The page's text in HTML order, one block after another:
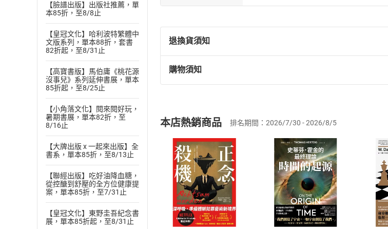
【臉譜出版】出版社推薦，單
本85折，至8/8止
【皇冠文化】哈利波特繁體中
文版系列，單本88折，套書
82折起，至8/31止
【高寶書版】馬伯庸《桃花源
沒事兒》系列延伸書展，單本
85折起，至8/25止
【小角落文化】閱來閱好玩，
暑期書展，單本82折，至
8/16止
【大牌出版 x 一起來出版】全
書系，單本85折，至8/13止
【聯經出版】吃好油降血糖，
從控醣到舒壓的全方位健康提
案，單本85折，至7/31止
【皇冠文化】東野圭吾紀念書
展，單本85折起，至8/31止
退換貨須知
退換貨規定：
(一)依消費者保護法第19條第1項後段暨通訊交易解除
(二)消費者訂購本店鋪之商品即代表知悉本店鋪所銷售
且已下載/存取電子書，不得請求退貨退款。
退貨方式：您欲取消訂單或辦理退貨時，請登入樂天市場
貨」，本店鋪將依您的申請進行審核，待審核通過後將為
請注意，樂天市場須以整筆訂單為單位進行取消/退貨，恕
購物須知
挑選商品
Choose
放入購物車
Shopping cart
購書後，如何開始使用？
Step1.選擇閱讀載具
本店熱銷商品 排名期間：2026/7/30 - 2026/8/5